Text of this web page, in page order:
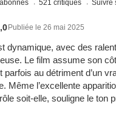
521 critiques Suivre
Publiée le 26 mai 2025
dynamique, avec des
Le film assume son
au détriment d’un
Même l’excellente
soit-elle, souligne le ton